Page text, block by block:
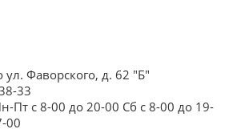
ул. Фаворского, д. 62 "Б"
33
Пт с 8-00 до 20-00 Сб с 8-00 до 19-
00